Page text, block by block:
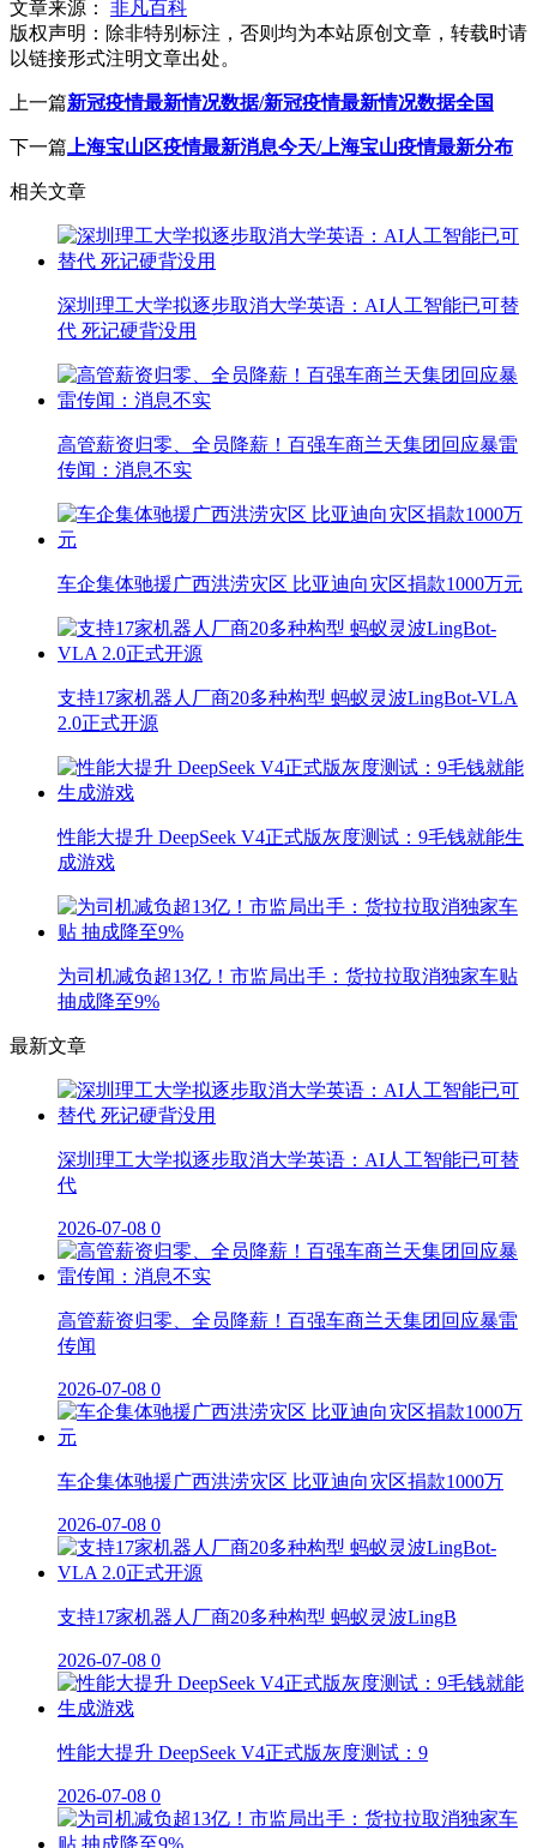
文章来源：
非凡百科
版权声明： 除非特别标注，否则均为本站原创文章，转载时请
以链接形式注明文章出处。
上一篇新冠疫情最新情况数据/新冠疫情最新情况数据全国
下一篇 上海宝山区疫情最新消息今天/上海宝山疫情最新分布
相关文章
深圳理工大学拟逐步取消大学英语：AI人工智能已可替
代 死记硬背没用
高管薪资归零、全员降薪！百强车商兰天集团回应暴雷
传闻：消息不实
车企集体驰援广西洪涝灾区 比亚迪向灾区捐款1000万元
支持17家机器人厂商20多种构型 蚂蚁灵波LingBot-VLA
2.0正式开源
性能大提升 DeepSeek V4正式版灰度测试：9毛钱就能生
成游戏
为司机减负超13亿！市监局出手：货拉拉取消独家车贴
抽成降至9%
最新文章
深圳理工大学拟逐步取消大学英语：AI人工智能已可替
代
2026-07-08 0
高管薪资归零、全员降薪！百强车商兰天集团回应暴雷
传闻
2026-07-08 0
车企集体驰援广西洪涝灾区 比亚迪向灾区捐款1000万
2026-07-08 0
支持17家机器人厂商20多种构型 蚂蚁灵波LingB
2026-07-08 0
性能大提升 DeepSeek V4正式版灰度测试：9
2026-07-08 0